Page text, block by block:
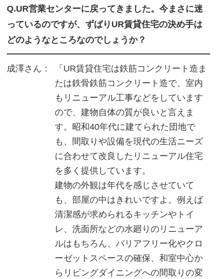
Q.UR営業センターに戻ってきました。今まさに迷
っているのですが、ずばりUR賃貸住宅の決め手は
どのようなところなのでしょうか？
成澤さん：
「UR賃貸住宅は鉄筋コンクリート造ま
たは鉄骨鉄筋コンクリート造で、室内
もリニューアル工事などをしています
ので、建物自体の質が良いと言えま
す。昭和40年代に建てられた団地で
も、間取りや設備を現代の生活ニーズ
に合わせて改良したリニューアル住宅
を多く提供しています。
建物の外観は年代を感じさせていて
も、部屋の中はきれいですよ。例えば
清潔感が求められるキッチンやトイ
レ、洗面所などの水廻りのリニューア
ルはもちろん、バリアフリー化やクロ
ーゼットスペースの確保、和室中心か
らリビングダイニングへの間取りの変